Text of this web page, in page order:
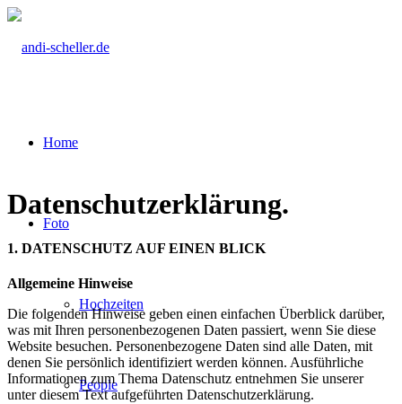
Home
Foto
Hochzeiten
People
Datenschutzerklärung.
1. DATENSCHUTZ AUF EINEN BLICK
Allgemeine Hinweise
Die folgenden Hinweise geben einen einfachen Überblick darüber,
was mit Ihren personenbezogenen Daten passiert, wenn Sie diese
Website besuchen. Personenbezogene Daten sind alle Daten, mit
denen Sie persönlich identifiziert werden können. Ausführliche
Informationen zum Thema Datenschutz entnehmen Sie unserer
unter diesem Text aufgeführten Datenschutzerklärung.